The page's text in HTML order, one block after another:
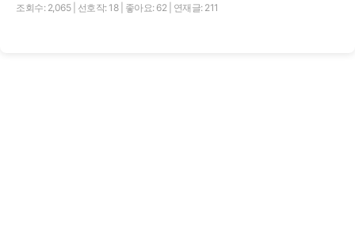
조회수: 2,065 선호작: 18 좋아요: 62 연재글: 211